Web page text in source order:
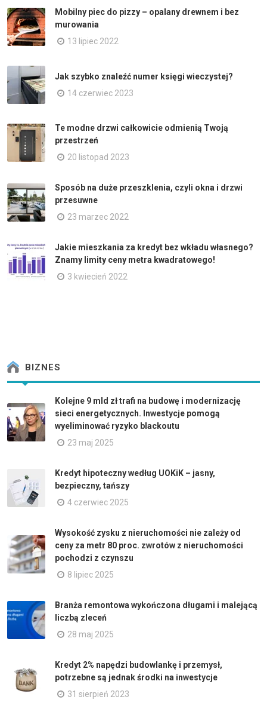
Mobilny piec do pizzy – opalany drewnem i bez
murowania
13 lipiec 2022
Jak szybko znaleźć numer księgi wieczystej?
14 czerwiec 2023
Te modne drzwi całkowicie odmienią Twoją
przestrzeń
20 listopad 2023
Sposób na duże przeszklenia, czyli okna i drzwi
przesuwne
23 marzec 2022
Jakie mieszkania za kredyt bez wkładu własnego?
Znamy limity ceny metra kwadratowego!
3 kwiecień 2022
BIZNES
Kolejne 9 mld zł trafi na budowę i modernizację
sieci energetycznych. Inwestycje pomogą
wyeliminować ryzyko blackoutu
23 maj 2025
Kredyt hipoteczny według UOKiK – jasny,
bezpieczny, tańszy
4 czerwiec 2025
Wysokość zysku z nieruchomości nie zależy od
ceny za metr 80 proc. zwrotów z nieruchomości
pochodzi z czynszu
8 lipiec 2025
Branża remontowa wykończona długami i malejącą
liczbą zleceń
28 maj 2025
Kredyt 2% napędzi budowlankę i przemysł,
potrzebne są jednak środki na inwestycje
31 sierpień 2023